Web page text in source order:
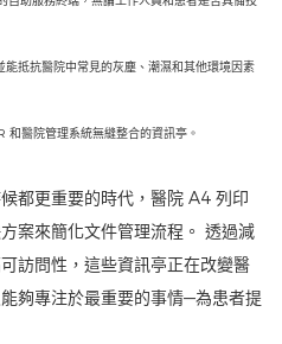
能抵抗醫院中常見的灰塵、潮濕和其他環境因素
和醫院管理系統無縫整合的資訊亭。
都更重要的時代，醫院 A4 列印
案來簡化文件管理流程。 透過減
訪問性，這些資訊亭正在改變醫
夠專注於最重要的事情—為患者提